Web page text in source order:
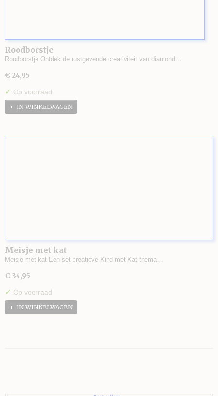
Roodborstje
Roodborstje Ontdek de rustgevende creativiteit van diamond…
€ 24,95
✓ Op voorraad
IN WINKELWAGEN
Meisje met kat
Meisje met kat Een set creatieve Kind met Kat thema…
€ 34,95
✓ Op voorraad
IN WINKELWAGEN